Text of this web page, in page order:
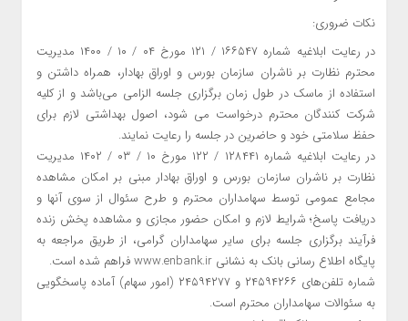
نکات ضروری:
در رعایت ابلاغیه شماره ۱۶۶۵۴۷ / ۱۲۱ مورخ ۰۴ / ۱۰ / ۱۴۰۰ مدیریت
محترم نظارت بر ناشران سازمان بورس و اوراق بهادار، همراه داشتن و
استفاده از ماسک در طول زمان برگزاری جلسه الزامی می‌باشد و از کلیه
شرکت کنندگان محترم درخواست می شود، اصول بهداشتی لازم برای
حفظ سلامتی خود و حاضرین در جلسه را رعایت نمایند.
در رعایت ابلاغیه شماره ۱۲۸۴۴۱ / ۱۲۲ مورخ ۱۰ / ۰۳ / ۱۴۰۲ مدیریت
نظارت بر ناشران سازمان بورس و اوراق بهادار مبنی بر امکان مشاهده
مجامع عمومی توسط سهامداران محترم و طرح سئوال از سوی آنها و
دریافت پاسخ؛ شرایط لازم و امکان حضور مجازی و مشاهده پخش زنده
فرآیند برگزاری جلسه برای سایر سهامداران گرامی، از طریق مراجعه به
پایگاه اطلاع رسانی بانک به نشانی www.enbank.ir فراهم شده است.
شماره تلفن‌های ۲۴۵۹۴۲۶۶ و ۲۴۵۹۴۲۷۷ (امور سهام) آماده پاسخگویی
به سئوالات سهامداران محترم است.